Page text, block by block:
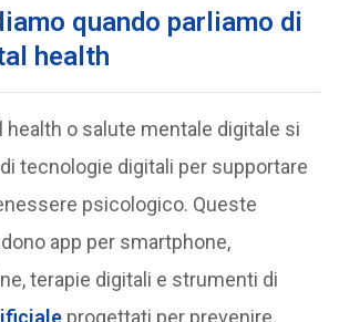
quando parliamo di
health
health o salute mentale digitale si
tecnologie digitali per supportare
psicologico. Queste
app per smartphone,
terapie digitali e strumenti di
progettati per prevenire,